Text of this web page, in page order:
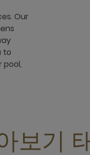
Our
to
pool,
보기